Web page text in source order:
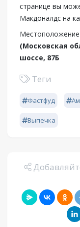
странице вы
Макдоналдс на
Местоположение
(Московская
шоссе, 87Б
Теги
Фастфуд
Выпечка